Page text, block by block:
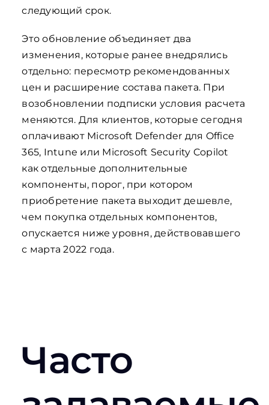
следующий срок.
Это обновление объединяет два
изменения, которые ранее внедрялись
отдельно: пересмотр рекомендованных
цен и расширение состава пакета. При
возобновлении подписки условия расчета
меняются. Для клиентов, которые сегодня
оплачивают Microsoft Defender для Office
365, Intune или Microsoft Security Copilot
как отдельные дополнительные
компоненты, порог, при котором
приобретение пакета выходит дешевле,
чем покупка отдельных компонентов,
опускается ниже уровня, действовавшего
с марта 2022 года.
Часто